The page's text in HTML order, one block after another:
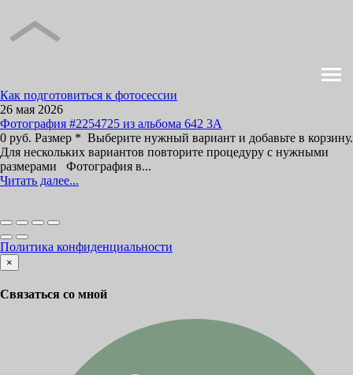
Как подготовиться к фотосессии
26 мая 2026
Фотография #2254725 из альбома 642 3А
0 руб. Размер * Выберите нужный вариант и добавьте в корзину.
Для нескольких вариантов повторите процедуру с нужными
размерами Фотография в...
Читать далее...
Политика конфиденциальности
×
Связаться со мной